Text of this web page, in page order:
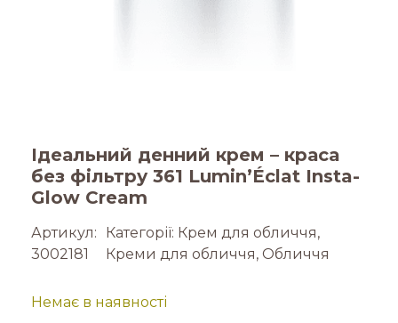
Ідеальний денний крем – краса
без фільтру 361 Lumin’Éclat Insta-
Glow Cream
Немає в наявності
Артикул:
3002181
Категорії: Крем для обличчя,
Креми для обличчя,Обличчя